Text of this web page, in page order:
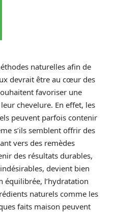
naturelles afin de
devrait être au cœur des
favoriser une
chevelure. En effet, les
peuvent parfois contenir
s’ils semblent offrir des
vers des remèdes
des résultats durables,
devient bien
équilibrée, l’hydratation
naturels comme les
faits maison peuvent